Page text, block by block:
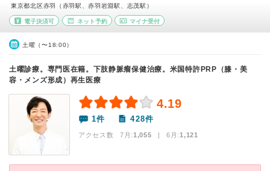
東京都北区赤羽（赤羽駅、赤羽岩淵駅、志茂駅）
電子決済可 ネット予約 マイナ受付
土曜（〜18:00）
土曜診療。専門医在籍。下肢静脈瘤保健治療。米国特許PRP（膝・美
容・メンズ形成）再生医療
4.19
1件 428件
アクセス数 7月:1,055 | 6月:1,121